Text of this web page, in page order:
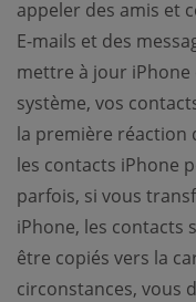
appeler des amis et
E-mails et des
mettre à jour
système, vos
la première réaction
les contacts iPhone
parfois, si vous
iPhone, les contacts
être copiés vers la
circonstances, vous